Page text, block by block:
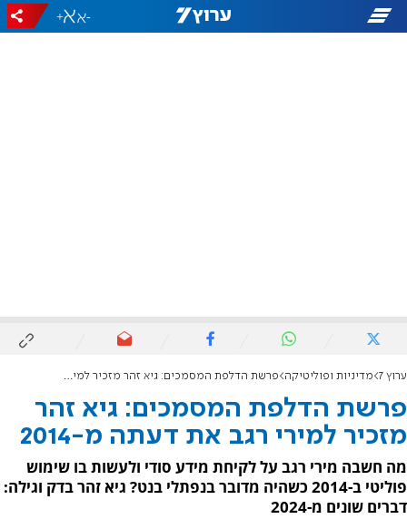
-
+
ערוץ 7 מדיניות ופוליטיקה פרשת הדלפת המסמכים: גיא זהר מזכיר למירי רגב את דעתה מ-2014
פרשת הדלפת המסמכים: גיא זהר
מזכיר למירי רגב את דעתה מ-2014
מה חשבה מירי רגב על לקיחת מידע סודי ולעשות בו שימוש
פוליטי ב-2014 כשהיה מדובר בנפתלי בנט? גיא זהר בדק וגילה:
דברים שונים מ-2024